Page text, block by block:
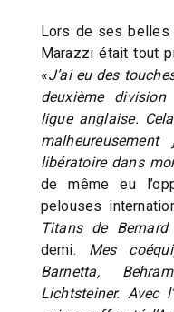
Lors de ses belles
Marazzi était tout
«J’ai eu des
deuxième
ligue anglaise.
libératoire dans
de même eu
pelouses
Titans de Bernard
demi. Mes
Barnetta,
Lichtsteiner. Avec